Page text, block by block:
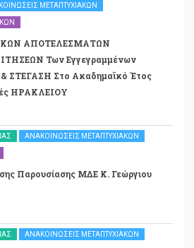
ΜΕΤΑΠΤΥΧΙΑΚΏΝ
ΑΠΟΤΕΛΕΣΜΑΤΩΝ
Των Εγγεγραμμένων
ΣΤΕΓΑΣΗ Στο Ακαδημαϊκό Έτος
ΗΡΑΚΛΕΙΟΥ
ΑΝΑΚΟΙΝΏΣΕΙΣ ΜΕΤΑΠΤΥΧΙΑΚΏΝ
Παρουσίασης ΜΔΕ Κ. Γεώργιου
ΑΝΑΚΟΙΝΏΣΕΙΣ ΜΕΤΑΠΤΥΧΙΑΚΏΝ